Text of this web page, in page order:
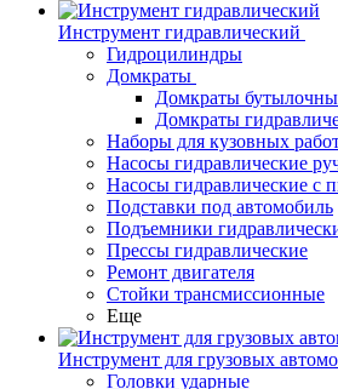
Инструмент гидравлический
Гидроцилиндры
Домкраты
Домкраты
Домкраты
Наборы для кузовных
Насосы гидравлические
Насосы гидравлические с
Подставки под автомобиль
Подъемники
Прессы гидравлические
Ремонт двигателя
Стойки трансмиссионные
Еще
Инструмент для грузовых
Головки ударные